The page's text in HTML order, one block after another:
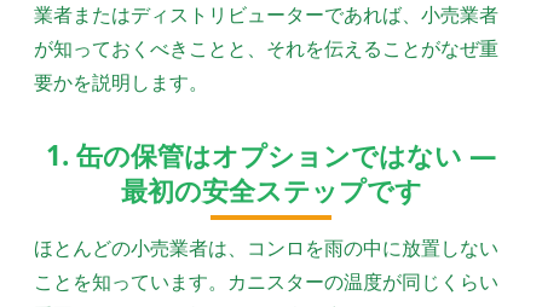
業者またはディストリビューターであれば、小売業者
が知っておくべきことと、それを伝えることがなぜ重
要かを説明します。
1. 缶の保管はオプションではない —
最初の安全ステップです
ほとんどの小売業者は、コンロを雨の中に放置しない
ことを知っています。カニスターの温度が同じくらい